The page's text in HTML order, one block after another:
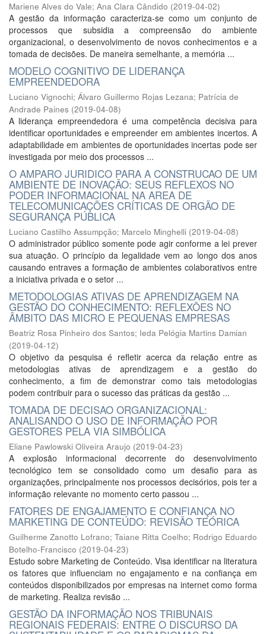
Mariene Alves do Vale; Ana Clara Cândido (2019-04-02)
A gestão da informação caracteriza-se como um conjunto de
processos que subsidia a compreensão do ambiente
organizacional, o desenvolvimento de novos conhecimentos e a
tomada de decisões. De maneira semelhante, a memória ...
MODELO COGNITIVO DE LIDERANÇA
EMPREENDEDORA
Luciano Vignochi; Álvaro Guillermo Rojas Lezana; Patrícia de
Andrade Paines (2019-04-08)
A liderança empreendedora é uma competência decisiva para
identificar oportunidades e empreender em ambientes incertos. A
adaptabilidade em ambientes de oportunidades incertas pode ser
investigada por meio dos processos ...
O AMPARO JURIDICO PARA A CONSTRUCAO DE UM
AMBIENTE DE INOVAÇÃO: SEUS REFLEXOS NO
PODER INFORMACIONAL NA AREA DE
TELECOMUNICAÇÕES CRÍTICAS DE ORGÃO DE
SEGURANÇA PÚBLICA
Luciano Castilho Assumpção; Marcelo Minghelli (2019-04-08)
O administrador público somente pode agir conforme a lei prever
sua atuação. O princípio da legalidade vem ao longo dos anos
causando entraves a formação de ambientes colaborativos entre
a iniciativa privada e o setor ...
METODOLOGIAS ATIVAS DE APRENDIZAGEM NA
GESTÃO DO CONHECIMENTO: REFLEXÕES NO
ÂMBITO DAS MICRO E PEQUENAS EMPRESAS
Beatriz Rosa Pinheiro dos Santos; Ieda Pelógia Martins Damian
(2019-04-12)
O objetivo da pesquisa é refletir acerca da relação entre as
metodologias ativas de aprendizagem e a gestão do
conhecimento, a fim de demonstrar como tais metodologias
podem contribuir para o sucesso das práticas da gestão ...
TOMADA DE DECISAO ORGANIZACIONAL:
ANALISANDO O USO DE INFORMAÇÃO POR
GESTORES PELA VIA SIMBÓLICA
Eliane Pawlowski Oliveira Araujo (2019-04-23)
A explosão informacional decorrente do desenvolvimento
tecnológico tem se consolidado como um desafio para as
organizações, principalmente nos processos decisórios, pois ter a
informação relevante no momento certo passou ...
FATORES DE ENGAJAMENTO E CONFIANÇA NO
MARKETING DE CONTEÚDO: REVISÃO TEÓRICA
Guilherme Zanotto Lofrano; Taiane Ritta Coelho; Rodrigo Eduardo
Botelho-Francisco (2019-04-23)
Estudo sobre Marketing de Conteúdo. Visa identificar na literatura
os fatores que influenciam no engajamento e na confiança em
conteúdos disponibilizados por empresas na internet como forma
de marketing. Realiza revisão ...
GESTÃO DA INFORMAÇÃO NOS TRIBUNAIS
REGIONAIS FEDERAIS: ENTRE O DISCURSO DA